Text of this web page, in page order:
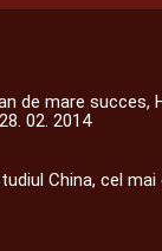
de mare succes,
02. 2014
China, cel